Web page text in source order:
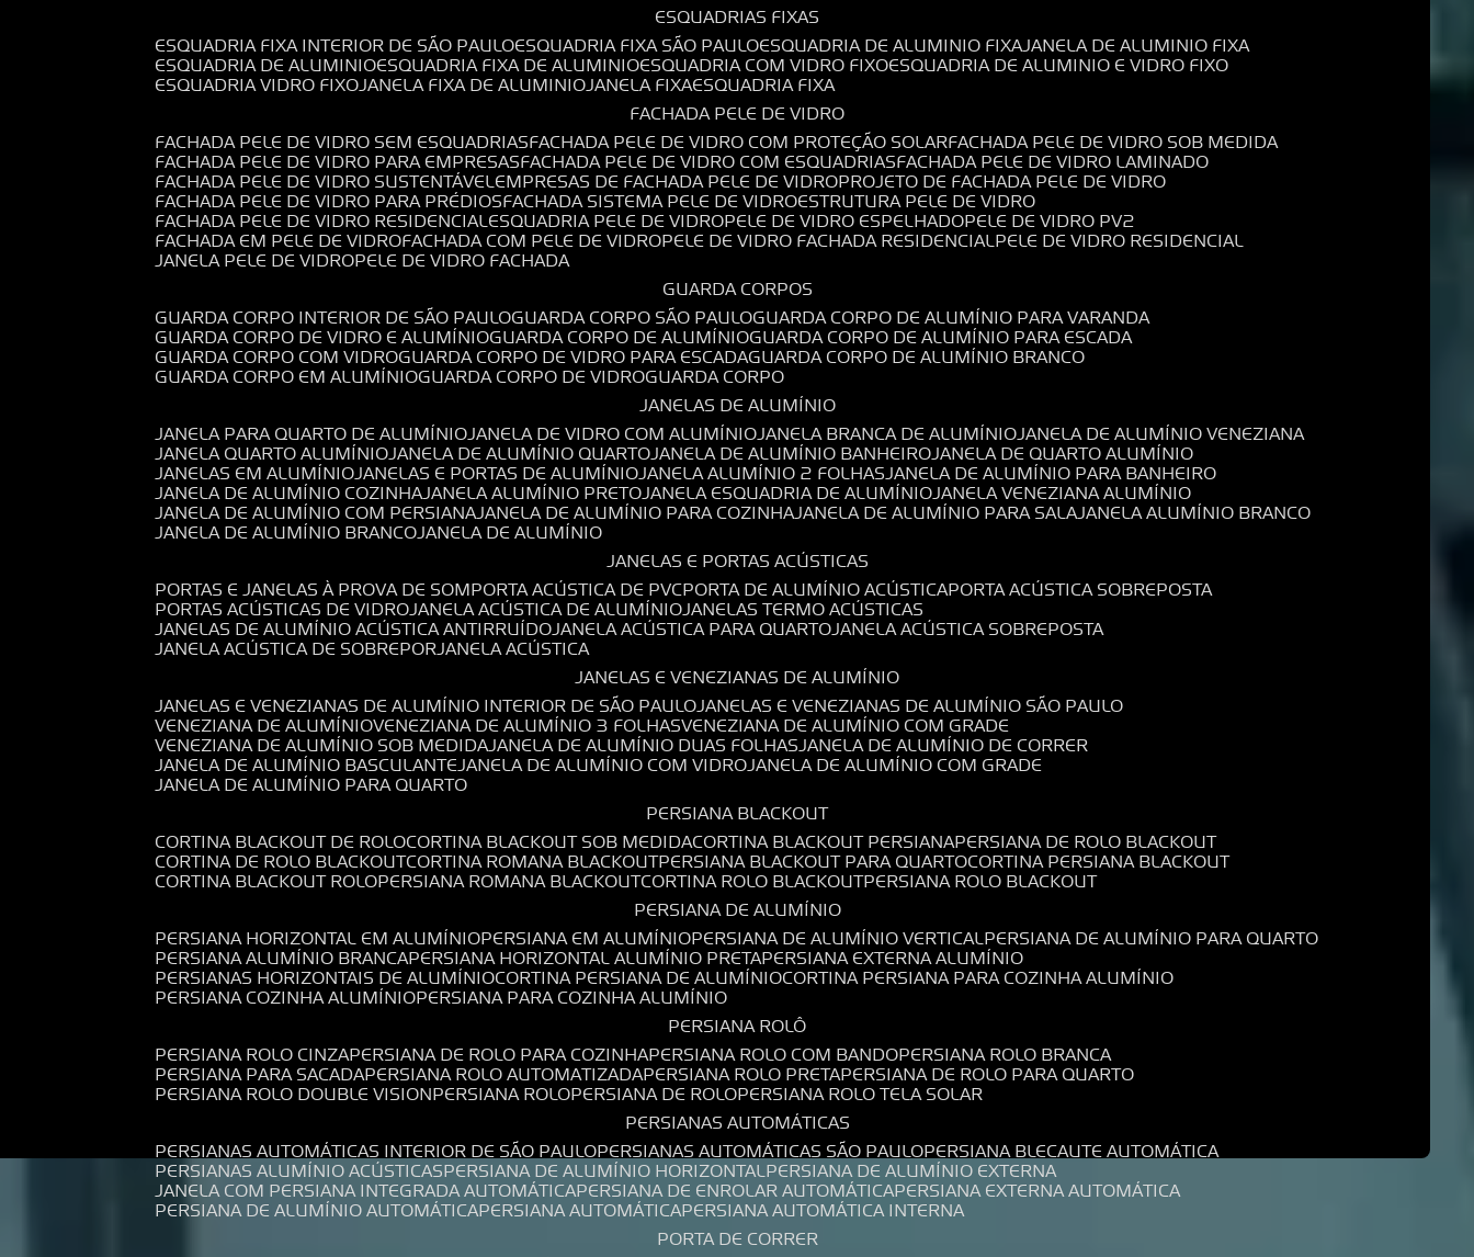
ESQUADRIAS FIXAS
ESQUADRIA FIXA INTERIOR DE SÃO PAULO ESQUADRIA FIXA SÃO PAULO ESQUADRIA DE ALUMINIO FIXA JANELA DE ALUMINIO FIXA
ESQUADRIA DE ALUMINIO ESQUADRIA FIXA DE ALUMINIO ESQUADRIA COM VIDRO FIXO ESQUADRIA DE ALUMINIO E VIDRO FIXO
ESQUADRIA VIDRO FIXO JANELA FIXA DE ALUMINIO JANELA FIXA ESQUADRIA FIXA
FACHADA PELE DE VIDRO
FACHADA PELE DE VIDRO SEM ESQUADRIAS FACHADA PELE DE VIDRO COM PROTEÇÃO SOLAR FACHADA PELE DE VIDRO SOB MEDIDA
FACHADA PELE DE VIDRO PARA EMPRESAS FACHADA PELE DE VIDRO COM ESQUADRIAS FACHADA PELE DE VIDRO LAMINADO
FACHADA PELE DE VIDRO SUSTENTÁVEL EMPRESAS DE FACHADA PELE DE VIDRO PROJETO DE FACHADA PELE DE VIDRO
FACHADA PELE DE VIDRO PARA PRÉDIOS FACHADA SISTEMA PELE DE VIDRO ESTRUTURA PELE DE VIDRO
FACHADA PELE DE VIDRO RESIDENCIAL ESQUADRIA PELE DE VIDRO PELE DE VIDRO ESPELHADO PELE DE VIDRO PV2
FACHADA EM PELE DE VIDRO FACHADA COM PELE DE VIDRO PELE DE VIDRO FACHADA RESIDENCIAL PELE DE VIDRO RESIDENCIAL
JANELA PELE DE VIDRO PELE DE VIDRO FACHADA
GUARDA CORPOS
GUARDA CORPO INTERIOR DE SÃO PAULO GUARDA CORPO SÃO PAULO GUARDA CORPO DE ALUMÍNIO PARA VARANDA
GUARDA CORPO DE VIDRO E ALUMÍNIO GUARDA CORPO DE ALUMÍNIO GUARDA CORPO DE ALUMÍNIO PARA ESCADA
GUARDA CORPO COM VIDRO GUARDA CORPO DE VIDRO PARA ESCADA GUARDA CORPO DE ALUMÍNIO BRANCO
GUARDA CORPO EM ALUMÍNIO GUARDA CORPO DE VIDRO GUARDA CORPO
JANELAS DE ALUMÍNIO
JANELA PARA QUARTO DE ALUMÍNIO JANELA DE VIDRO COM ALUMÍNIO JANELA BRANCA DE ALUMÍNIO JANELA DE ALUMÍNIO VENEZIANA
JANELA QUARTO ALUMÍNIO JANELA DE ALUMÍNIO QUARTO JANELA DE ALUMÍNIO BANHEIRO JANELA DE QUARTO ALUMÍNIO
JANELAS EM ALUMÍNIO JANELAS E PORTAS DE ALUMÍNIO JANELA ALUMÍNIO 2 FOLHAS JANELA DE ALUMÍNIO PARA BANHEIRO
JANELA DE ALUMÍNIO COZINHA JANELA ALUMÍNIO PRETO JANELA ESQUADRIA DE ALUMÍNIO JANELA VENEZIANA ALUMÍNIO
JANELA DE ALUMÍNIO COM PERSIANA JANELA DE ALUMÍNIO PARA COZINHA JANELA DE ALUMÍNIO PARA SALA JANELA ALUMÍNIO BRANCO
JANELA DE ALUMÍNIO BRANCO JANELA DE ALUMÍNIO
JANELAS E PORTAS ACÚSTICAS
PORTAS E JANELAS À PROVA DE SOM PORTA ACÚSTICA DE PVC PORTA DE ALUMÍNIO ACÚSTICA PORTA ACÚSTICA SOBREPOSTA
PORTAS ACÚSTICAS DE VIDRO JANELA ACÚSTICA DE ALUMÍNIO JANELAS TERMO ACÚSTICAS
JANELAS DE ALUMÍNIO ACÚSTICA ANTIRRUÍDO JANELA ACÚSTICA PARA QUARTO JANELA ACÚSTICA SOBREPOSTA
JANELA ACÚSTICA DE SOBREPOR JANELA ACÚSTICA
JANELAS E VENEZIANAS DE ALUMÍNIO
JANELAS E VENEZIANAS DE ALUMÍNIO INTERIOR DE SÃO PAULO JANELAS E VENEZIANAS DE ALUMÍNIO SÃO PAULO
VENEZIANA DE ALUMÍNIO VENEZIANA DE ALUMÍNIO 3 FOLHAS VENEZIANA DE ALUMÍNIO COM GRADE
VENEZIANA DE ALUMÍNIO SOB MEDIDA JANELA DE ALUMÍNIO DUAS FOLHAS JANELA DE ALUMÍNIO DE CORRER
JANELA DE ALUMÍNIO BASCULANTE JANELA DE ALUMÍNIO COM VIDRO JANELA DE ALUMÍNIO COM GRADE
JANELA DE ALUMÍNIO PARA QUARTO
PERSIANA BLACKOUT
CORTINA BLACKOUT DE ROLO CORTINA BLACKOUT SOB MEDIDA CORTINA BLACKOUT PERSIANA PERSIANA DE ROLO BLACKOUT
CORTINA DE ROLO BLACKOUT CORTINA ROMANA BLACKOUT PERSIANA BLACKOUT PARA QUARTO CORTINA PERSIANA BLACKOUT
CORTINA BLACKOUT ROLO PERSIANA ROMANA BLACKOUT CORTINA ROLO BLACKOUT PERSIANA ROLO BLACKOUT
PERSIANA DE ALUMÍNIO
PERSIANA HORIZONTAL EM ALUMÍNIO PERSIANA EM ALUMÍNIO PERSIANA DE ALUMÍNIO VERTICAL PERSIANA DE ALUMÍNIO PARA QUARTO
PERSIANA ALUMÍNIO BRANCA PERSIANA HORIZONTAL ALUMÍNIO PRETA PERSIANA EXTERNA ALUMÍNIO
PERSIANAS HORIZONTAIS DE ALUMÍNIO CORTINA PERSIANA DE ALUMÍNIO CORTINA PERSIANA PARA COZINHA ALUMÍNIO
PERSIANA COZINHA ALUMÍNIO PERSIANA PARA COZINHA ALUMÍNIO
PERSIANA ROLÔ
PERSIANA ROLO CINZA PERSIANA DE ROLO PARA COZINHA PERSIANA ROLO COM BANDO PERSIANA ROLO BRANCA
PERSIANA PARA SACADA PERSIANA ROLO AUTOMATIZADA PERSIANA ROLO PRETA PERSIANA DE ROLO PARA QUARTO
PERSIANA ROLO DOUBLE VISION PERSIANA ROLO PERSIANA DE ROLO PERSIANA ROLO TELA SOLAR
PERSIANAS AUTOMÁTICAS
PERSIANAS AUTOMÁTICAS INTERIOR DE SÃO PAULO PERSIANAS AUTOMÁTICAS SÃO PAULO PERSIANA BLECAUTE AUTOMÁTICA
PERSIANAS ALUMÍNIO ACÚSTICAS PERSIANA DE ALUMÍNIO HORIZONTAL PERSIANA DE ALUMÍNIO EXTERNA
JANELA COM PERSIANA INTEGRADA AUTOMÁTICA PERSIANA DE ENROLAR AUTOMÁTICA PERSIANA EXTERNA AUTOMÁTICA
PERSIANA DE ALUMÍNIO AUTOMÁTICA PERSIANA AUTOMÁTICA PERSIANA AUTOMÁTICA INTERNA
PORTA DE CORRER